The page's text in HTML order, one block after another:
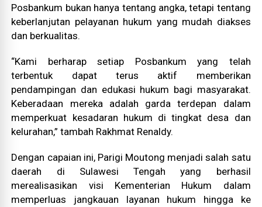
Posbankum bukan hanya tentang angka, tetapi tentang
keberlanjutan pelayanan hukum yang mudah diakses
dan berkualitas.
“Kami berharap setiap Posbankum yang telah
terbentuk dapat terus aktif memberikan
pendampingan dan edukasi hukum bagi masyarakat.
Keberadaan mereka adalah garda terdepan dalam
memperkuat kesadaran hukum di tingkat desa dan
kelurahan,” tambah Rakhmat Renaldy.
Dengan capaian ini, Parigi Moutong menjadi salah satu
daerah di Sulawesi Tengah yang berhasil
merealisasikan visi Kementerian Hukum dalam
memperluas jangkauan layanan hukum hingga ke